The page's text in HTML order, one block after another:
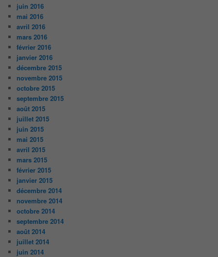
juin 2016
mai 2016
avril 2016
mars 2016
février 2016
janvier 2016
décembre 2015
novembre 2015
octobre 2015
septembre 2015
août 2015
juillet 2015
juin 2015
mai 2015
avril 2015
mars 2015
février 2015
janvier 2015
décembre 2014
novembre 2014
octobre 2014
septembre 2014
août 2014
juillet 2014
juin 2014